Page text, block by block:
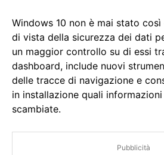
Windows 10 non è mai stato
di vista della sicurezza dei dati
un maggior controllo su di essi
dashboard, include nuovi
delle tracce di navigazione e
in installazione quali
scambiate.
Pubblicità